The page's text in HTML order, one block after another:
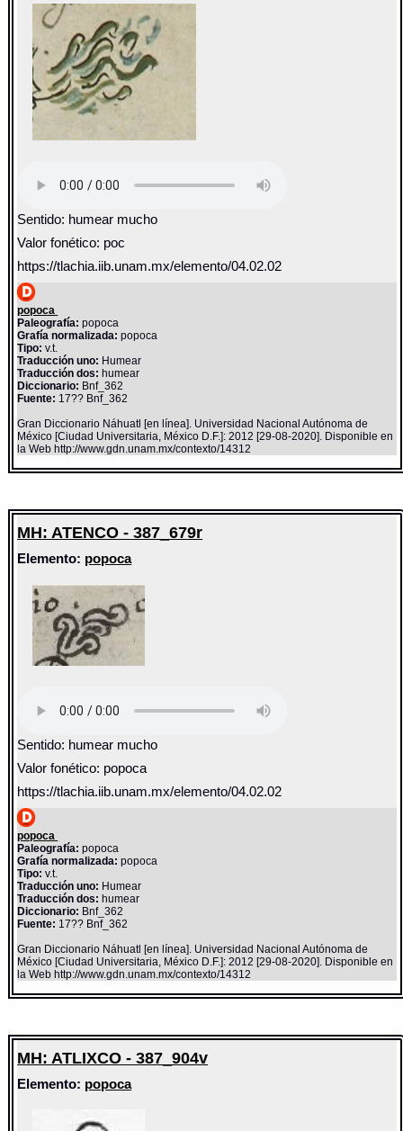
Sentido: humear mucho
Valor fonético: poc
https://tlachia.iib.unam.mx/elemento/04.02.02
popoca
Paleografía: popoca
Grafía normalizada: popoca
Tipo: v.t.
Traducción uno: Humear
Traducción dos: humear
Diccionario: Bnf_362
Fuente: 17?? Bnf_362
Gran Diccionario Náhuatl [en línea]. Universidad Nacional Autónoma de
México [Ciudad Universitaria, México D.F.]: 2012 [29-08-2020]. Disponible en
la Web http://www.gdn.unam.mx/contexto/14312
MH: ATENCO - 387_679r
Elemento: popoca
Sentido: humear mucho
Valor fonético: popoca
https://tlachia.iib.unam.mx/elemento/04.02.02
popoca
Paleografía: popoca
Grafía normalizada: popoca
Tipo: v.t.
Traducción uno: Humear
Traducción dos: humear
Diccionario: Bnf_362
Fuente: 17?? Bnf_362
Gran Diccionario Náhuatl [en línea]. Universidad Nacional Autónoma de
México [Ciudad Universitaria, México D.F.]: 2012 [29-08-2020]. Disponible en
la Web http://www.gdn.unam.mx/contexto/14312
MH: ATLIXCO - 387_904v
Elemento: popoca